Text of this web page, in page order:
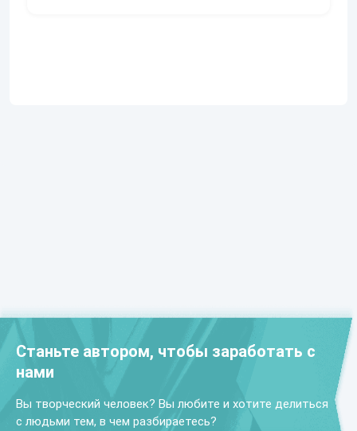
Станьте автором, чтобы заработать с
нами
Вы творческий человек? Вы любите и хотите делиться
с людьми тем, в чем разбираетесь?